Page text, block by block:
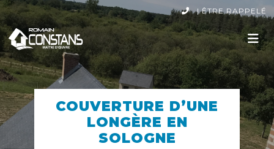
|ÊTRE RAPPELÉ
COUVERTURE D’UNE
LONGÈRE EN
SOLOGNE